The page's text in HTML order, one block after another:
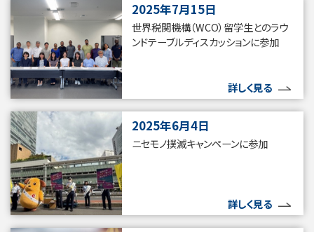
2025年7月15日
世界税関機構（WCO）留学生とのラウ
ンドテーブルディスカッションに参加
詳しく見る
2025年6月4日
ニセモノ撲滅キャンペーンに参加
詳しく見る